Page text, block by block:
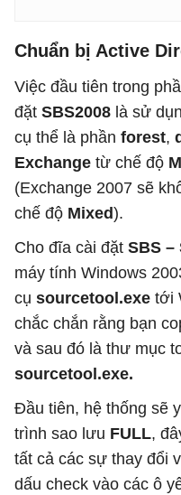
Chuẩn bị Active
Việc đầu tiên trong
đặt SBS2008 là sử
cụ thể là phần forest,
Exchange từ chế độ
(Exchange 2007 sẽ
chế độ Mixed).
Cho đĩa cài đặt SBS –
máy tính Windows
cụ sourcetool.exe tới
chắc chắn rằng bạn
và sau đó là thư mục
sourcetool.exe.
Đầu tiên, hệ thống sẽ
trình sao lưu FULL,
tất cả các sự thay đổi
dấu check vào các ô